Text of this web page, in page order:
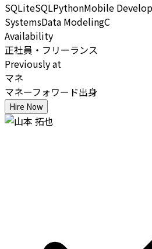
SQLiteSQLPythonMobile
SystemsData ModelingC
Availability
正社員・フリーランス
Previously at
マネ
マネーフォワード出身
Hire Now